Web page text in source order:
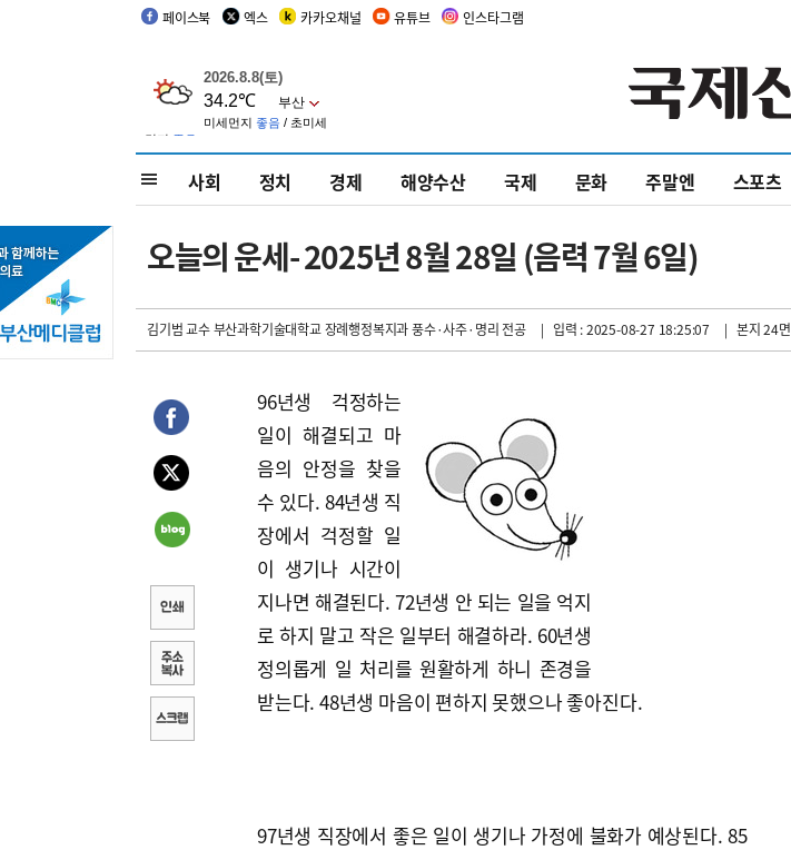
페이스북 엑스 카카오채널 유튜브 인스타그램
사회 정치 경제 해양수산 국제 문화 주말엔 스포츠
오늘의 운세- 2025년 8월 28일 (음력 7월 6일)
김기범 교수 부산과학기술대학교 장례행정복지과 풍수·사주·명리 전공 | 입력 : 2025-08-27 18:25:07 | 본지 24면
96년생 걱정하는
일이 해결되고 마
음의 안정을 찾을
수 있다. 84년생 직
장에서 걱정할 일
이 생기나 시간이
지나면 해결된다. 72년생 안 되는 일을 억지
로 하지 말고 작은 일부터 해결하라. 60년생
정의롭게 일 처리를 원활하게 하니 존경을
받는다. 48년생 마음이 편하지 못했으나 좋아진다.
97년생 직장에서 좋은 일이 생기나 가정에 불화가 예상된다. 85